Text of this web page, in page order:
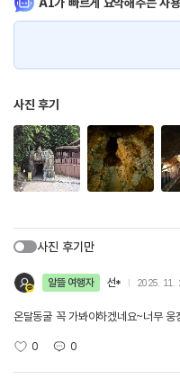
사진 후기
사진 후기만
알뜰 여행자 선* 2025. 11.
온달동굴 꼭 가봐야하겠네요~너무 웅
0 0